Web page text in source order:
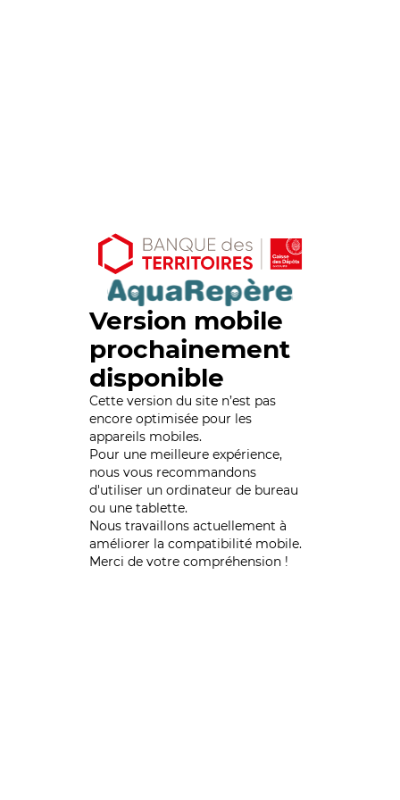
Version mobile
prochainement
disponible
Cette version du site n’est pas
encore optimisée pour les
appareils mobiles.
Pour une meilleure expérience,
nous vous recommandons
d'utiliser un ordinateur de bureau
ou une tablette.
Nous travaillons actuellement à
améliorer la compatibilité mobile.
Merci de votre compréhension !